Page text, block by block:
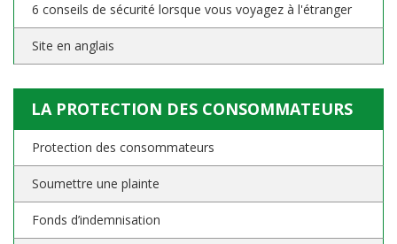
6 conseils de sécurité lorsque vous voyagez à l'étranger
Site en anglais
LA PROTECTION DES CONSOMMATEURS
Protection des consommateurs
Soumettre une plainte
Fonds d’indemnisation